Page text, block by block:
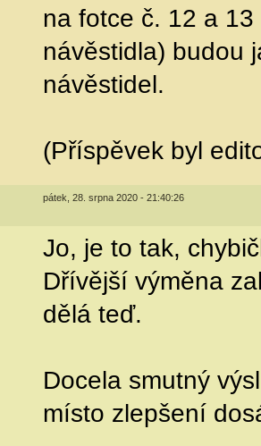
na fotce č. 12 a
návěstidla) budou
návěstidel.
(Příspěvek byl
pátek, 28. srpna 2020 - 21:40:26
Jo, je to tak,
Dřívější výměna
dělá teď.
Docela smutný
místo zlepšení